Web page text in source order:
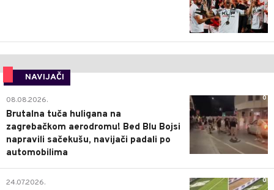
NAVIJAČI
0
08.08.2026.
Brutalna tuča huligana na
zagrebačkom aerodromu! Bed Blu Bojsi
napravili sačekušu, navijači padali po
automobilima
0
24.07.2026.